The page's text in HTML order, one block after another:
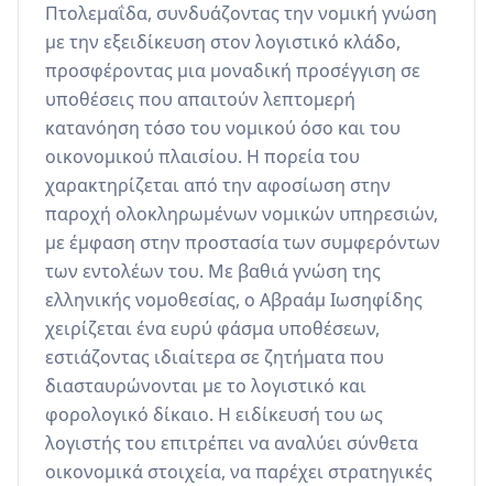
Πτολεμαΐδα, συνδυάζοντας την νομική γνώση
με την εξειδίκευση στον λογιστικό κλάδο,
προσφέροντας μια μοναδική προσέγγιση σε
υποθέσεις που απαιτούν λεπτομερή
κατανόηση τόσο του νομικού όσο και του
οικονομικού πλαισίου. Η πορεία του
χαρακτηρίζεται από την αφοσίωση στην
παροχή ολοκληρωμένων νομικών υπηρεσιών,
με έμφαση στην προστασία των συμφερόντων
των εντολέων του. Με βαθιά γνώση της
ελληνικής νομοθεσίας, ο Αβραάμ Ιωσηφίδης
χειρίζεται ένα ευρύ φάσμα υποθέσεων,
εστιάζοντας ιδιαίτερα σε ζητήματα που
διασταυρώνονται με το λογιστικό και
φορολογικό δίκαιο. Η ειδίκευσή του ως
λογιστής του επιτρέπει να αναλύει σύνθετα
οικονομικά στοιχεία, να παρέχει στρατηγικές